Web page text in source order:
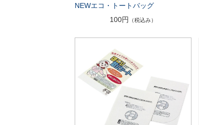
NEWエコ・トートバッグ
100円
（税込み）